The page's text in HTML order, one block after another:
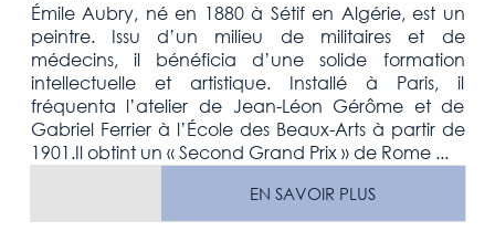
Émile Aubry, né en 1880 à Sétif en Algérie, est un
peintre. Issu d’un milieu de militaires et de
médecins, il bénéficia d’une solide formation
intellectuelle et artistique. Installé à Paris, il
fréquenta l’atelier de Jean-Léon Gérôme et de
Gabriel Ferrier à l’École des Beaux-Arts à partir de
1901.Il obtint un « Second Grand Prix » de Rome ...
EN SAVOIR PLUS